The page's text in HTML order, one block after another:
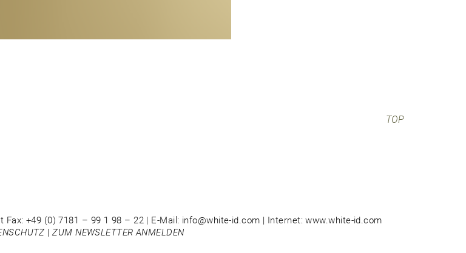
TOP
+49 (0) 7181 – 99 1 98 – 22 | E-Mail: info@white-id.com | Internet: www.white-id.com
|ZUM NEWSLETTER ANMELDEN